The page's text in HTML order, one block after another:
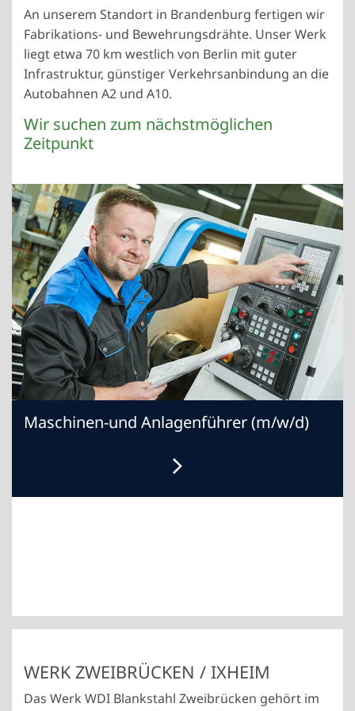
An unserem Standort in Brandenburg fertigen wir
Fabrikations- und Bewehrungsdrähte. Unser Werk
liegt etwa 70 km westlich von Berlin mit guter
Infrastruktur, günstiger Verkehrsanbindung an die
Autobahnen A2 und A10.
Wir suchen zum nächstmöglichen
Zeitpunkt
Maschinen-und Anlagenführer (m/w/d)
WERK ZWEIBRÜCKEN / IXHEIM
Das Werk WDI Blankstahl Zweibrücken gehört im